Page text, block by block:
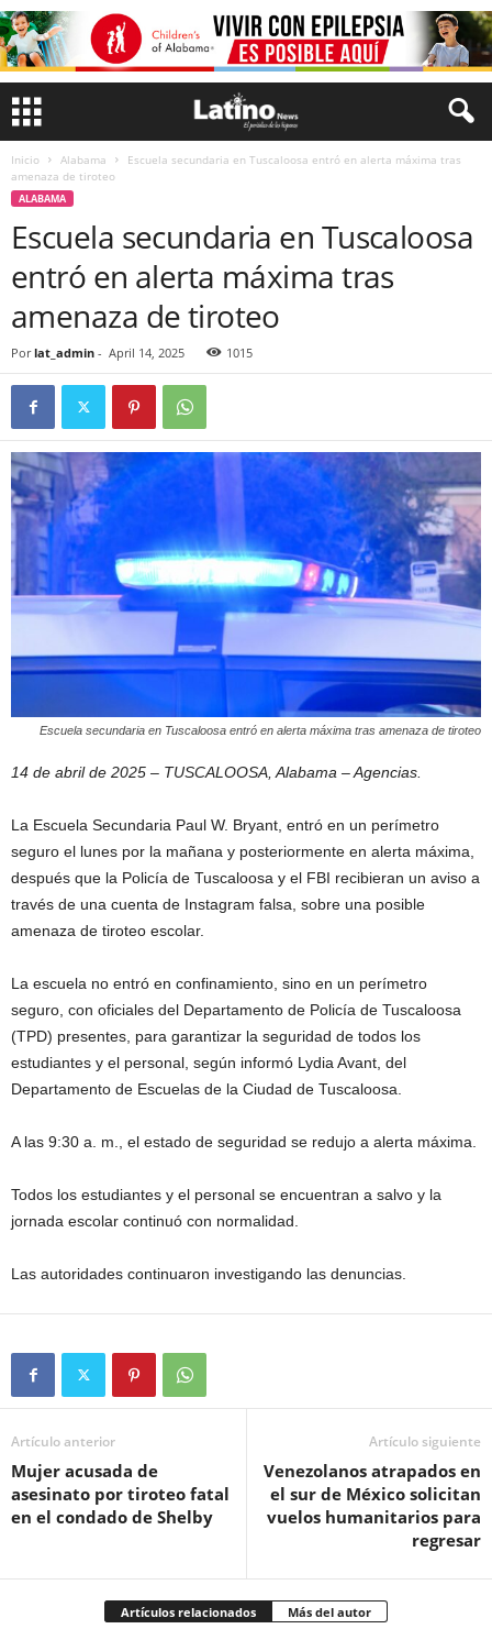
Inicio Alabama
Escuela secundaria en Tuscaloosa entró en alerta máxima tras
amenaza de tiroteo
ALABAMA
Escuela secundaria en Tuscaloosa
entró en alerta máxima tras
amenaza de tiroteo
Por lat_admin - April 14, 2025 1015
Escuela secundaria en Tuscaloosa entró en alerta máxima tras amenaza de tiroteo
14 de abril de 2025 – TUSCALOOSA, Alabama – Agencias.
La Escuela Secundaria Paul W. Bryant, entró en un perímetro
seguro el lunes por la mañana y posteriormente en alerta máxima,
después que la Policía de Tuscaloosa y el FBI recibieran un aviso a
través de una cuenta de Instagram falsa, sobre una posible
amenaza de tiroteo escolar.
La escuela no entró en confinamiento, sino en un perímetro
seguro, con oficiales del Departamento de Policía de Tuscaloosa
(TPD) presentes, para garantizar la seguridad de todos los
estudiantes y el personal, según informó Lydia Avant, del
Departamento de Escuelas de la Ciudad de Tuscaloosa.
A las 9:30 a. m., el estado de seguridad se redujo a alerta máxima.
Todos los estudiantes y el personal se encuentran a salvo y la
jornada escolar continuó con normalidad.
Las autoridades continuaron investigando las denuncias.
Artículo anterior
Mujer acusada de
asesinato por tiroteo fatal
en el condado de Shelby
Artículo siguiente
Venezolanos atrapados en
el sur de México solicitan
vuelos humanitarios para
regresar
Artículos relacionados Más del autor